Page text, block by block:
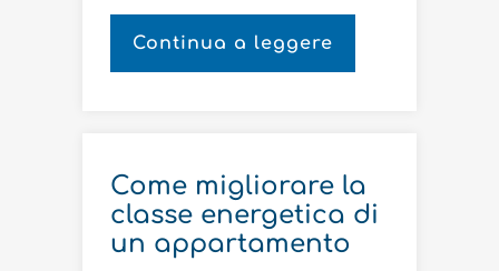
Continua a leggere
Come migliorare la
classe energetica di
un appartamento